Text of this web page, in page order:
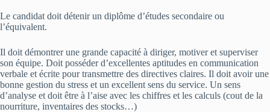
Le candidat doit détenir un diplôme d’études secondaire ou
l’équivalent.
Il doit démontrer une grande capacité à diriger, motiver et superviser
son équipe. Doit posséder d’excellentes aptitudes en communication
verbale et écrite pour transmettre des directives claires. Il doit avoir une
bonne gestion du stress et un excellent sens du service. Un sens
d’analyse et doit être à l’aise avec les chiffres et les calculs (cout de la
nourriture, inventaires des stocks…)